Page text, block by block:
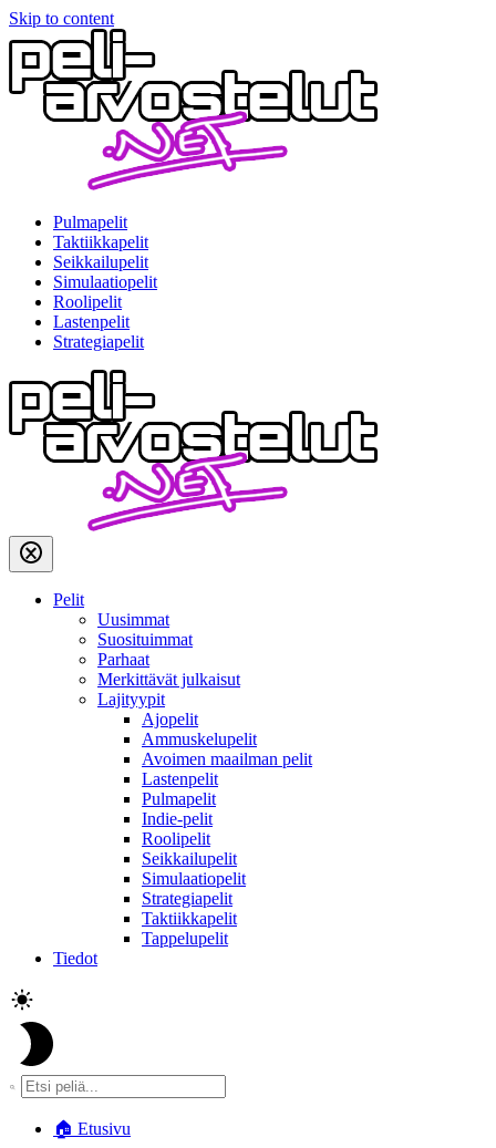
Skip to content
Pulmapelit
Taktiikkapelit
Seikkailupelit
Simulaatiopelit
Roolipelit
Lastenpelit
Strategiapelit
Pelit
Uusimmat
Suosituimmat
Parhaat
Merkittävät julkaisut
Lajityypit
Ajopelit
Ammuskelupelit
Avoimen maailman pelit
Lastenpelit
Pulmapelit
Indie-pelit
Roolipelit
Seikkailupelit
Simulaatiopelit
Strategiapelit
Taktiikkapelit
Tappelupelit
Tiedot
🏠 Etusivu